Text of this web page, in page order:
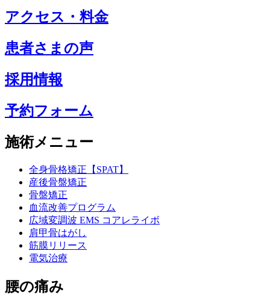
アクセス・料金
患者さまの声
採用情報
予約フォーム
施術メニュー
全身骨格矯正【SPAT】
産後骨盤矯正
骨盤矯正
血流改善プログラム
広域変調波 EMS コアレライボ
肩甲骨はがし
筋膜リリース
電気治療
腰の痛み